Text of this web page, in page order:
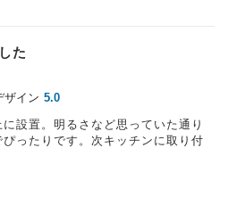
た
ザイン 5.0
設置。明るさなど思っていた通り
ったりです。次キッチンに取り付